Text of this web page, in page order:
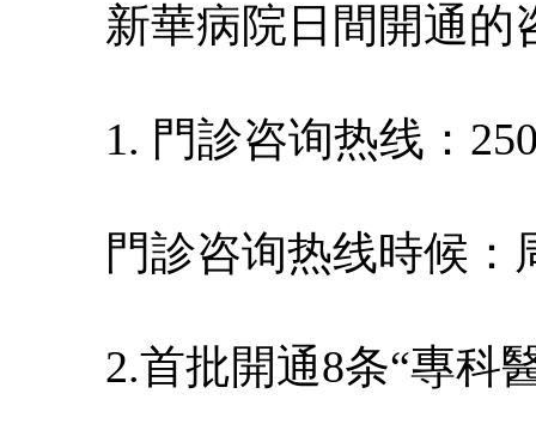
新華病院日間開通的
1. 門診咨询热线：
門診咨询热线時候
2.首批開通8条“專科